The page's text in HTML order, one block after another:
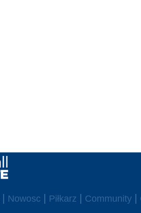
Nowosc Piłkarz Community